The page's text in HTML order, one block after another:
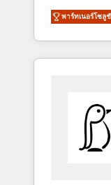
have 100%
We offer
services
ongoing
Seules
réussi leur
58% des
leurs
conscience
s'appelle
พาร์ทเนอร์โซลู